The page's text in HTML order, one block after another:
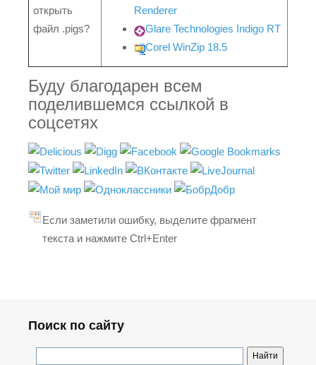
открыть
файл .pigs?
Renderer
Glare Technologies Indigo RT
Corel WinZip 18.5
Буду благодарен всем
поделившемся ссылкой в
соцсетях
Если заметили ошибку, выделите фрагмент
текста и нажмите Ctrl+Enter
Поиск по сайту